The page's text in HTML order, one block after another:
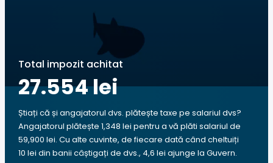
Total impozit achitat
27.554 lei
Știați că și angajatorul dvs. plătește taxe pe salariul dvs?
Angajatorul plătește 1,348 lei pentru a vă plăti salariul de
59,900 lei. Cu alte cuvinte, de fiecare dată când cheltuiți
10 lei din banii câștigați de dvs., 4,6 lei ajunge la Guvern.